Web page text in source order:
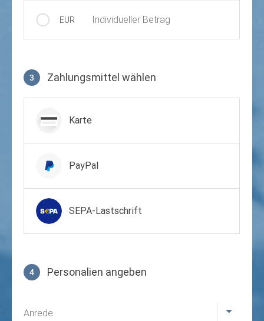
EUR Individueller Betrag
3 Zahlungsmittel wählen
Karte
PayPal
SEPA-Lastschrift
4 Personalien angeben
Anrede